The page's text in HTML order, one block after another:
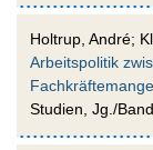
Holtrup, André;
Arbeitspolitik
Studien, Jg./